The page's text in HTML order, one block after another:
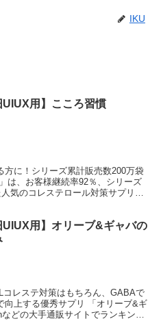
IKU
UIUX用】こころ習慣
方に！シリーズ累計販売数200万袋
は、お客様継続率92％、シリーズ
気のコレステロール対策サプリ。
UIUX用】オリーブ&ギャバの
コレステ対策はもちろん、GABAで
向上する優秀サプリ 「オリーブ&ギ
どの大手通販サイトでランキング